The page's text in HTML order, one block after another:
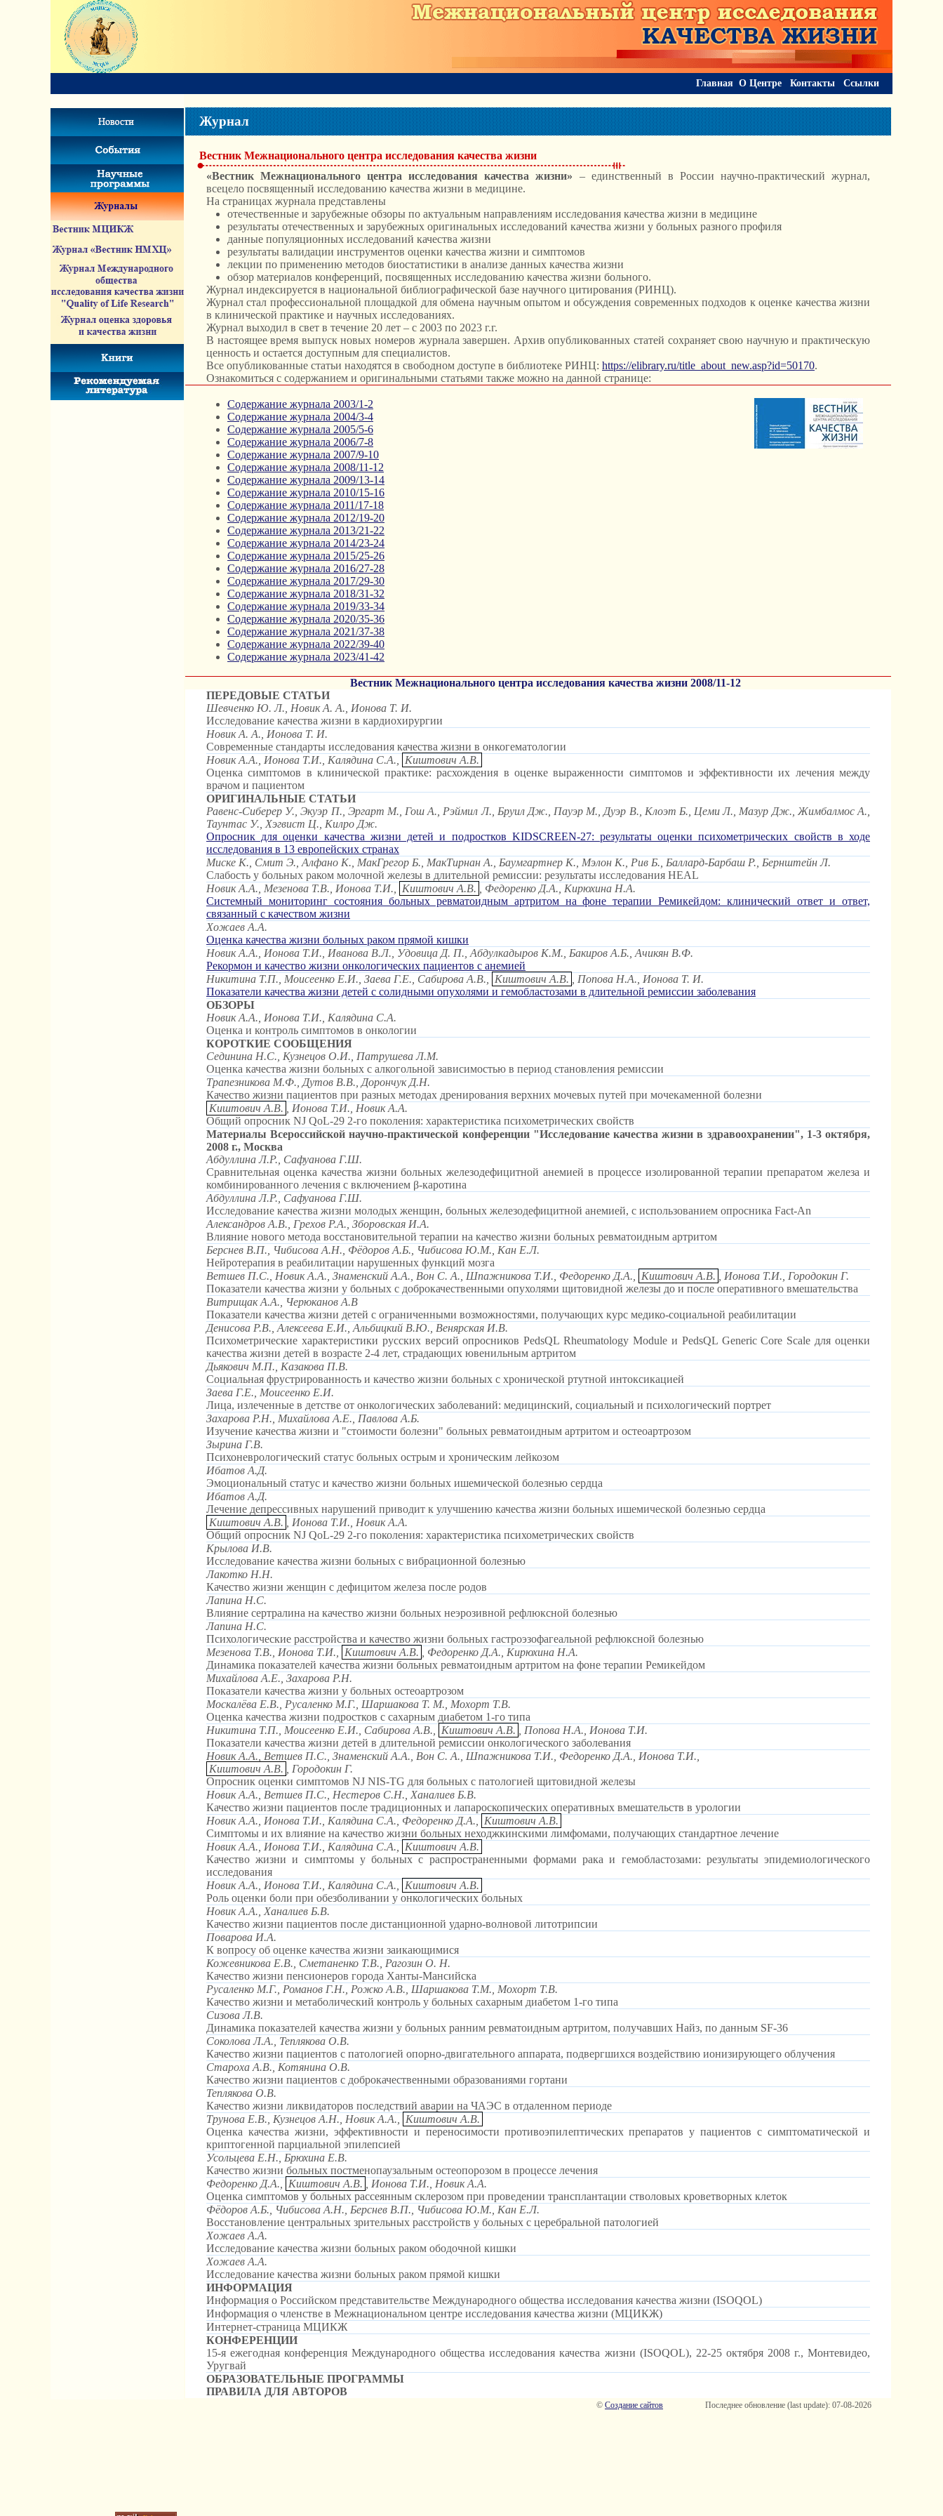
Главная О Центре Контакты Ссылки
Журнал
Вестник Межнационального центра исследования качества жизни
«Вестник Межнационального центра исследования качества жизни» – единственный в России научно-практический журнал,
всецело посвященный исследованию качества жизни в медицине.
На страницах журнала представлены
отечественные и зарубежные обзоры по актуальным направлениям исследования качества жизни в медицине
результаты отечественных и зарубежных оригинальных исследований качества жизни у больных разного профиля
данные популяционных исследований качества жизни
результаты валидации инструментов оценки качества жизни и симптомов
лекции по применению методов биостатистики в анализе данных качества жизни
обзор материалов конференций, посвященных исследованию качества жизни больного.
Журнал индексируется в национальной библиографической базе научного цитирования (РИНЦ).
Журнал стал профессиональной площадкой для обмена научным опытом и обсуждения современных подходов к оценке качества жизни
в клинической практике и научных исследованиях.
Журнал выходил в свет в течение 20 лет – с 2003 по 2023 г.г.
В настоящее время выпуск новых номеров журнала завершен. Архив опубликованных статей сохраняет свою научную и практическую
ценность и остается доступным для специалистов.
Все опубликованные статьи находятся в свободном доступе в библиотеке РИНЦ: https://elibrary.ru/title_about_new.asp?id=50170.
Ознакомиться с содержанием и оригинальными статьями также можно на данной странице:
Содержание журнала 2003/1-2
Содержание журнала 2004/3-4
Содержание журнала 2005/5-6
Содержание журнала 2006/7-8
Содержание журнала 2007/9-10
Содержание журнала 2008/11-12
Содержание журнала 2009/13-14
Содержание журнала 2010/15-16
Содержание журнала 2011/17-18
Содержание журнала 2012/19-20
Содержание журнала 2013/21-22
Содержание журнала 2014/23-24
Содержание журнала 2015/25-26
Содержание журнала 2016/27-28
Содержание журнала 2017/29-30
Содержание журнала 2018/31-32
Содержание журнала 2019/33-34
Содержание журнала 2020/35-36
Содержание журнала 2021/37-38
Содержание журнала 2022/39-40
Содержание журнала 2023/41-42
Вестник Межнационального центра исследования качества жизни 2008/11-12
ПЕРЕДОВЫЕ СТАТЬИ
Шевченко Ю. Л., Новик А. А., Ионова Т. И.
Исследование качества жизни в кардиохирургии
Новик А. А., Ионова Т. И.
Современные стандарты исследования качества жизни в онкогематологии
Новик А.А., Ионова Т.И., Калядина С.А.,
Киштович А.В.
Оценка симптомов в клинической практике: расхождения в оценке выраженности симптомов и эффективности их лечения между
врачом и пациентом
ОРИГИНАЛЬНЫЕ СТАТЬИ
Равенс-Сиберер У., Экуэр П., Эргарт М., Гош А., Рэймил Л., Бруил Дж., Пауэр М., Дуэр В., Клоэт Б., Цеми Л., Мазур Дж., Жимбалмос А.,
Таунтас У., Хэгвист Ц., Килро Дж.
Опросник для оценки качества жизни детей и подростков KIDSCREEN-27: результаты оценки психометрических свойств в ходе
исследования в 13 европейских странах
Миске К., Смит Э., Алфано К., МакГрегор Б., МакТирнан А., Баумгартнер К., Мэлон К., Рив Б., Баллард-Барбаш Р., Бернштейн Л.
Слабость у больных раком молочной железы в длительной ремиссии: результаты исследования HEAL
Новик А.А., Мезенова Т.В., Ионова Т.И.,
Киштович А.В.
, Федоренко Д.А., Кирюхина Н.А.
Системный мониторинг состояния больных ревматоидным артритом на фоне терапии Ремикейдом: клинический ответ и ответ,
связанный с качеством жизни
Хожаев А.А.
Оценка качества жизни больных раком прямой кишки
Новик А.А., Ионова Т.И., Иванова В.Л., Удовица Д. П., Абдулкадыров К.М., Бакиров А.Б., Ачикян В.Ф.
Рекормон и качество жизни онкологических пациентов с анемией
Никитина Т.П., Моисеенко Е.И., Заева Г.Е., Сабирова А.В.,
Киштович А.В.
, Попова Н.А., Ионова Т. И.
Показатели качества жизни детей с солидными опухолями и гемобластозами в длительной ремиссии заболевания
ОБЗОРЫ
Новик А.А., Ионова Т.И., Калядина С.А.
Оценка и контроль симптомов в онкологии
КОРОТКИЕ СООБЩЕНИЯ
Сединина Н.С., Кузнецов О.И., Патрушева Л.М.
Оценка качества жизни больных с алкогольной зависимостью в период становления ремиссии
Трапезникова М.Ф., Дутов В.В., Дорончук Д.Н.
Качество жизни пациентов при разных методах дренирования верхних мочевых путей при мочекаменной болезни
Киштович А.В.
, Ионова Т.И., Новик А.А.
Общий опросник NJ QoL-29 2-го поколения: характеристика психометрических свойств
Материалы Всероссийской научно-практической конференции "Исследование качества жизни в здравоохранении", 1-3 октября,
2008 г., Москва
Абдуллина Л.Р., Сафуанова Г.Ш.
Сравнительная оценка качества жизни больных железодефицитной анемией в процессе изолированной терапии препаратом железа и
комбинированного лечения с включением β-каротина
Абдуллина Л.Р., Сафуанова Г.Ш.
Исследование качества жизни молодых женщин, больных железодефицитной анемией, с использованием опросника Fact-Аn
Александров А.В., Грехов Р.А., Зборовская И.А.
Влияние нового метода восстановительной терапии на качество жизни больных ревматоидным артритом
Берснев В.П., Чибисова А.Н., Фёдоров А.Б., Чибисова Ю.М., Кан Е.Л.
Нейротерапия в реабилитации нарушенных функций мозга
Ветшев П.С., Hовик А.А., Знаменский А.А., Вон С. А., Шпажникова Т.И., Федоренко Д.А.,
Киштович А.В.
, Ионова Т.И., Городокин Г.
Показатели качества жизни у больных с доброкачественными опухолями щитовидной железы до и после оперативного вмешательства
Витрищак А.А., Черюканов А.В
Показатели качества жизни детей с ограниченными возможностями, получающих курс медико-социальной реабилитации
Денисова Р.В., Алексеева Е.И., Альбицкий В.Ю., Венярская И.В.
Психометрические характеристики русских версий опросников PedsQL Rheumatology Module и PedsQL Generic Core Scale для оценки
качества жизни детей в возрасте 2-4 лет, страдающих ювенильным артритом
Дьякович М.П., Казакова П.В.
Социальная фрустрированность и качество жизни больных c хронической ртутной интоксикацией
Заева Г.Е., Моисеенко Е.И.
Лица, излеченные в детстве от онкологических заболеваний: медицинский, социальный и психологический портрет
Захарова Р.Н., Михайлова А.Е., Павлова А.Б.
Изучение качества жизни и "стоимости болезни" больных ревматоидным артритом и остеоартрозом
Зырина Г.В.
Психоневрологический статус больных острым и хроническим лейкозом
Ибатов А.Д.
Эмоциональный статус и качество жизни больных ишемической болезнью сердца
Ибатов А.Д.
Лечение депрессивных нарушений приводит к улучшению качества жизни больных ишемической болезнью сердца
Киштович А.В.
, Ионова Т.И., Новик А.А.
Общий опросник NJ QoL-29 2-го поколения: характеристика психометрических свойств
Крылова И.В.
Исследование качества жизни больных с вибрационной болезнью
Лакотко Н.Н.
Качество жизни женщин с дефицитом железа после родов
Лапина Н.С.
Влияние сертралина на качество жизни больных неэрозивной рефлюксной болезнью
Лапина Н.С.
Психологические расстройства и качество жизни больных гастроэзофагеальной рефлюксной болезнью
Мезенова Т.В., Ионова Т.И.,
Киштович А.В.
, Федоренко Д.А., Кирюхина Н.А.
Динамика показателей качества жизни больных ревматоидным артритом на фоне терапии Ремикейдом
Михайлова А.Е., Захарова Р.Н.
Показатели качества жизни у больных остеоартрозом
Москалёва Е.В., Русаленко М.Г., Шаршакова Т. М., Мохорт Т.В.
Оценка качества жизни подростков с сахарным диабетом 1-го типа
Никитина Т.П., Моисеенко Е.И., Сабирова А.В.,
Киштович А.В.
, Попова Н.А., Ионова Т.И.
Показатели качества жизни детей в длительной ремиссии онкологического заболевания
Hовик А.А., Ветшев П.C., Знаменский А.A., Вон С. A., Шпажникова Т.И., Федоренко Д.А., Ионова Т.И.,
Киштович А.В.
, Городокин Г.
Опросник оценки симптомов NJ NIS-TG для больных с патологией щитовидной железы
Новик А.А., Ветшев П.С., Нестеров С.Н., Ханалиев Б.В.
Качество жизни пациентов после традиционных и лапароскопических оперативных вмешательств в урологии
Новик А.А., Ионова Т.И., Калядина С.А., Федоренко Д.А.,
Киштович А.В.
Симптомы и их влияние на качество жизни больных неходжкинскими лимфомами, получающих стандартное лечение
Новик А.А., Ионова Т.И., Калядина С.А.,
Киштович А.В.
Качество жизни и симптомы у больных с распространенными формами рака и гемобластозами: результаты эпидемиологического
исследования
Новик А.А., Ионова Т.И., Калядина С.А.,
Киштович А.В.
Роль оценки боли при обезболивании у онкологических больных
Новик А.А., Ханалиев Б.В.
Качество жизни пациентов после дистанционной ударно-волновой литотрипсии
Поварова И.А.
К вопросу об оценке качества жизни заикающимися
Кожевникова Е.В., Сметаненко Т.В., Рагозин О. Н.
Качество жизни пенсионеров города Ханты-Мансийска
Русаленко М.Г., Романов Г.Н., Рожко А.В., Шаршакова Т.М., Мохорт Т.В.
Качество жизни и метаболический контроль у больных сахарным диабетом 1-го типа
Сизова Л.В.
Динамика показателей качества жизни у больных ранним ревматоидным артритом, получавших Найз, по данным SF-36
Соколова Л.А., Теплякова О.В.
Качество жизни пациентов с патологией опорно-двигательного аппарата, подвергшихся воздействию ионизирующего облучения
Староха А.В., Котянина О.В.
Качество жизни пациентов с доброкачественными образованиями гортани
Теплякова О.В.
Качество жизни ликвидаторов последствий аварии на ЧАЭС в отдаленном периоде
Трунова Е.В., Кузнецов А.Н., Новик А.А.,
Киштович А.В.
Оценка качества жизни, эффективности и переносимости противоэпилептических препаратов у пациентов с симптоматической и
криптогенной парциальной эпилепсией
Усольцева Е.Н., Брюхина Е.В.
Качество жизни больных постменопаузальным остеопорозом в процессе лечения
Федоренко Д.А.,
Киштович А.В.
, Ионова Т.И., Новик А.А.
Оценка симптомов у больных рассеянным склерозом при проведении трансплантации стволовых кроветворных клеток
Фёдоров А.Б., Чибисова А.Н., Берснев В.П., Чибисова Ю.М., Кан Е.Л.
Восстановление центральных зрительных расстройств у больных с церебральной патологией
Хожаев А.А.
Исследование качества жизни больных раком ободочной кишки
Хожаев А.А.
Исследование качества жизни больных раком прямой кишки
ИНФОРМАЦИЯ
Информация о Российском представительстве Международного общества исследования качества жизни (ISOQOL)
Информация о членстве в Межнациональном центре исследования качества жизни (МЦИКЖ)
Интернет-страница МЦИКЖ
КОНФЕРЕНЦИИ
15-я ежегодная конференция Международного общества исследования качества жизни (ISOQOL), 22-25 октября 2008 г., Монтевидео,
Уругвай
ОБРАЗОВАТЕЛЬНЫЕ ПРОГРАММЫ
ПРАВИЛА ДЛЯ АВТОРОВ
© Создание сайтов Последнее обновление (last update): 07-08-2026